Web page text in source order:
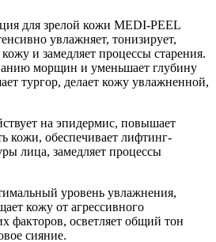
для зрелой кожи MEDI-PEEL
увлажняет, тонизирует,
и замедляет процессы старения.
морщин и уменьшает глубину
тургор, делает кожу увлажненной,
на эпидермис, повышает
кожи, обеспечивает лифтинг-
лица, замедляет процессы
уровень увлажнения,
кожу от агрессивного
факторов, осветляет общий тон
сияние.